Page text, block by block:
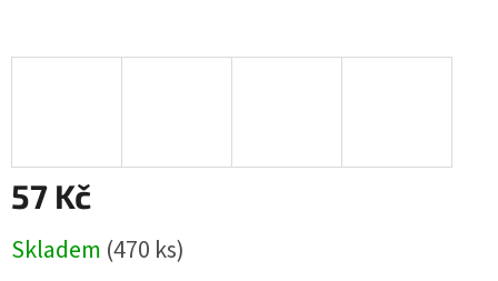
57 Kč
cena:
Skladem (470 ks)